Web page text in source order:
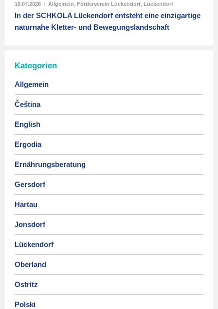
10.07.2026 | Allgemein Förderverein Lückendorf Lückendorf
In der SCHKOLA Lückendorf entsteht eine einzigartige
naturnahe Kletter- und Bewegungslandschaft
Kategorien
Allgemein
Čeština
English
Ergodia
Ernährungsberatung
Gersdorf
Hartau
Jonsdorf
Lückendorf
Oberland
Ostritz
Polski